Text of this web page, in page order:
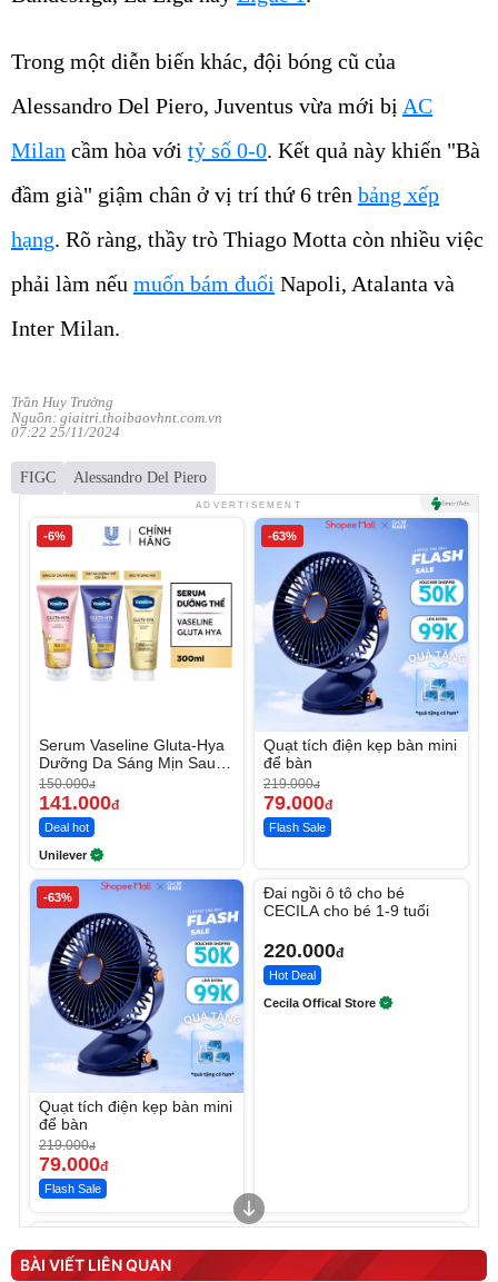
Trong một diễn biến khác, đội bóng cũ của
Alessandro Del Piero, Juventus vừa mới bị AC
Milan cầm hòa với tỷ số 0-0. Kết quả này khiến "Bà
đầm già" giậm chân ở vị trí thứ 6 trên bảng xếp
hạng. Rõ ràng, thầy trò Thiago Motta còn nhiều việc
phải làm nếu muốn bám đuổi Napoli, Atalanta và
Inter Milan.
Trần Huy Trưởng
Nguồn: giaitri.thoibaovhnt.com.vn
07:22 25/11/2024
FIGC Alessandro Del Piero
ADVERTISEMENT
-6%
Serum Vaseline Gluta-Hya
Dưỡng Da Sáng Mịn Sau 7
Ngày
150.000đ
141.000đ
Deal hot
Unilever
-63%
Quạt tích điện kẹp bàn mini
để bàn
219.000đ
79.000đ
Flash Sale
-63%
Quạt tích điện kẹp bàn mini
để bàn
219.000đ
79.000đ
Flash Sale
Đai ngồi ô tô cho bé
CECILA cho bé 1-9 tuổi
220.000đ
Hot Deal
Cecila Offical Store
tức thì Vaseline Body
190.000đ
D2-001 - Thông Minh
3.000.000
BÀI VIẾT LIÊN QUAN